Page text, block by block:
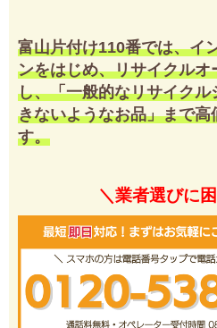
富山片付け110番では、イ
ンをはじめ、リサイクル
し、「一般的なリサイク
きないようなお品」まで
す。
＼業者選びに